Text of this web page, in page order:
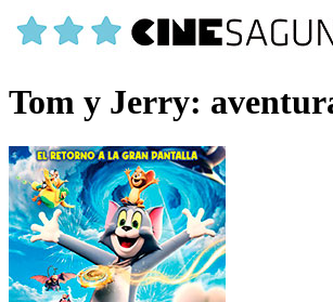
Tom y Jerry: